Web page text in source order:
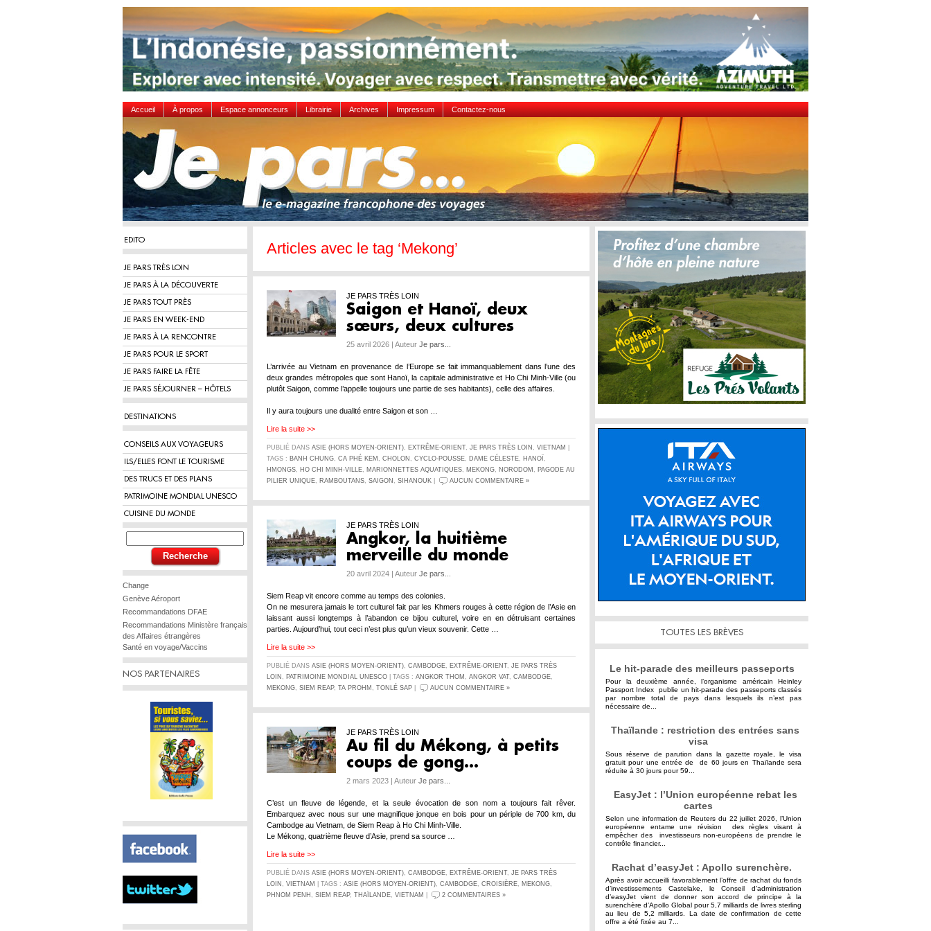
Accueil À propos Espace annonceurs Librairie Archives Impressum Contactez-nous
EDITO
JE PARS TRÈS LOIN
JE PARS À LA DÉCOUVERTE
JE PARS TOUT PRÈS
JE PARS EN WEEK-END
JE PARS À LA RENCONTRE
JE PARS POUR LE SPORT
JE PARS FAIRE LA FÊTE
JE PARS SÉJOURNER – HÔTELS
DESTINATIONS
CONSEILS AUX VOYAGEURS
ILS/ELLES FONT LE TOURISME
DES TRUCS ET DES PLANS
PATRIMOINE MONDIAL UNESCO
CUISINE DU MONDE
Change
Genève Aéroport
Recommandations DFAE
Recommandations Ministère français
des Affaires étrangères
Santé en voyage/Vaccins
NOS PARTENAIRES
Articles avec le tag ‘Mekong’
JE PARS TRÈS LOIN
Saigon et Hanoï, deux
sœurs, deux cultures
25 avril 2026 | Auteur Je pars...
L’arrivée au Vietnam en provenance de l’Europe se fait immanquablement dans l’une des
deux grandes métropoles que sont Hanoï, la capitale administrative et Ho Chi Minh-Ville (ou
plutôt Saigon, comme l’appelle toujours une partie de ses habitants), celle des affaires.
Il y aura toujours une dualité entre Saigon et son …
Lire la suite >>
PUBLIÉ DANS ASIE (HORS MOYEN-ORIENT), EXTRÊME-ORIENT, JE PARS TRÈS LOIN , VIETNAM
TAGS : BANH CHUNG, CA PHÉ KEM , CHOLON , CYCLO-POUSSE, DAME CÉLESTE, HANOÏ ,
HMONGS, HO CHI MINH-VILLE, MARIONNETTES AQUATIQUES, MEKONG, NORODOM , PAGODE AU
PILIER UNIQUE, RAMBOUTANS, SAIGON , SIHANOUK AUCUN COMMENTAIRE »
JE PARS TRÈS LOIN
Angkor, la huitième
merveille du monde
20 avril 2024 | Auteur Je pars...
Siem Reap vit encore comme au temps des colonies.
On ne mesurera jamais le tort culturel fait par les Khmers rouges à cette région de l’Asie en
laissant aussi longtemps à l’abandon ce bijou culturel, voire en en détruisant certaines
parties. Aujourd’hui, tout ceci n’est plus qu’un vieux souvenir. Cette …
Lire la suite >>
PUBLIÉ DANS ASIE (HORS MOYEN-ORIENT), CAMBODGE, EXTRÊME-ORIENT, JE PARS TRÈS
LOIN , PATRIMOINE MONDIAL UNESCO | TAGS : ANGKOR THOM , ANGKOR VAT, CAMBODGE,
MEKONG, SIEM REAP, TA PROHM , TONLÉ SAP AUCUN COMMENTAIRE »
JE PARS TRÈS LOIN
Au fil du Mékong, à petits
coups de gong…
2 mars 2023 | Auteur Je pars...
C’est un fleuve de légende, et la seule évocation de son nom a toujours fait rêver.
Embarquez avec nous sur une magnifique jonque en bois pour un périple de 700 km, du
Cambodge au Vietnam, de Siem Reap à Ho Chi Minh-Ville.
Le Mékong, quatrième fleuve d’Asie, prend sa source …
Lire la suite >>
PUBLIÉ DANS ASIE (HORS MOYEN-ORIENT), CAMBODGE, EXTRÊME-ORIENT, JE PARS TRÈS
LOIN , VIETNAM | TAGS : ASIE (HORS MOYEN-ORIENT), CAMBODGE, CROISIÈRE, MEKONG,
PHNOM PENH , SIEM REAP, THAÏLANDE, VIETNAM 2 COMMENTAIRES »
TOUTES LES BRÈVES
Le hit-parade des meilleurs passeports
Pour la deuxième année, l’organisme américain Heinley
Passport Index publie un hit-parade des passeports classés
par nombre total de pays dans lesquels ils n’est pas
nécessaire de...
Thaïlande : restriction des entrées sans
visa
Sous réserve de parution dans la gazette royale, le visa
gratuit pour une entrée de de 60 jours en Thaïlande sera
réduite à 30 jours pour 59...
EasyJet : l’Union européenne rebat les
cartes
Selon une information de Reuters du 22 juillet 2026, l’Union
européenne entame une révision des règles visant à
empêcher des investisseurs non-européens de prendre le
contrôle financier...
Rachat d’easyJet : Apollo surenchère.
Après avoir accueilli favorablement l’offre de rachat du fonds
d’investissements Castelake, le Conseil d’administration
d’easyJet vient de donner son accord de principe à la
surenchère d’Apollo Global pour 5,7 milliards de livres sterling
au lieu de 5,2 milliards. La date de confirmation de cette
offre a été fixée au 7...